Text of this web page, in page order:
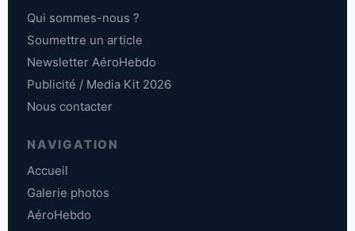
Qui sommes-nous ?
Soumettre un article
Newsletter AéroHebdo
Publicité / Media Kit 2026
Nous contacter
NAVIGATION
Accueil
Galerie photos
AéroHebdo